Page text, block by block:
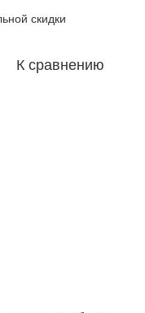
скидки
К сравнению